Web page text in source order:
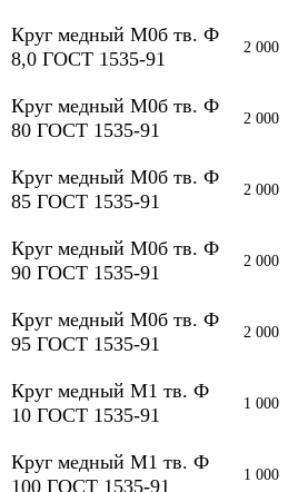
Круг медный М0б тв. Ф
8,0 ГОСТ 1535-91
2 000
Круг медный М0б тв. Ф
80 ГОСТ 1535-91
2 000
Круг медный М0б тв. Ф
85 ГОСТ 1535-91
2 000
Круг медный М0б тв. Ф
90 ГОСТ 1535-91
2 000
Круг медный М0б тв. Ф
95 ГОСТ 1535-91
2 000
Круг медный М1 тв. Ф
10 ГОСТ 1535-91
1 000
Круг медный М1 тв. Ф
100 ГОСТ 1535-91
1 000